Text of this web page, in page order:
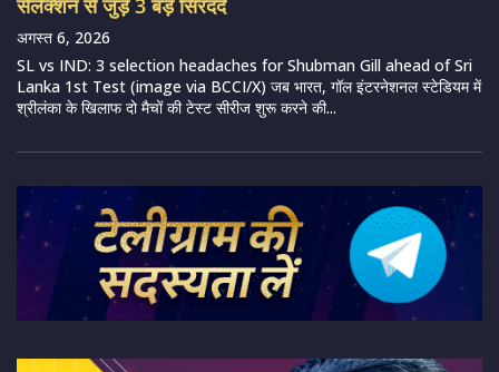
सेलेक्शन से जुड़े 3 बड़े सिरदर्द
अगस्त 6, 2026
SL vs IND: 3 selection headaches for Shubman Gill ahead of Sri
Lanka 1st Test (image via BCCI/X) जब भारत, गॉल इंटरनेशनल स्टेडियम में
श्रीलंका के खिलाफ दो मैचों की टेस्ट सीरीज शुरू करने की...